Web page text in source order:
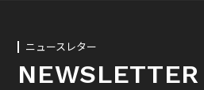
ニュースレター
NEWSLETTER